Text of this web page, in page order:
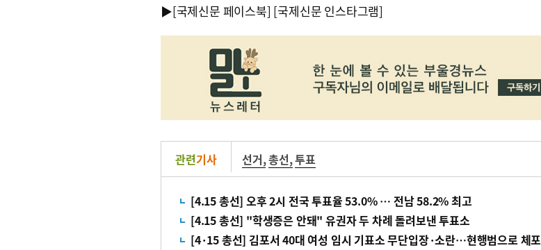
▶[국제신문 페이스북] [국제신문 인스타그램]
관련기사 선거,총선,투표
[4.15 총선] 오후 2시 전국 투표율 53.0% … 전남 58.2% 최고
[4.15 총선] "학생증은 안돼" 유권자 두 차례 돌려보낸 투표소
[4·15 총선] 김포서 40대 여성 임시 기표소 무단입장·소란…현행범으로 체포